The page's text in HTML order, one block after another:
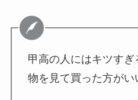
甲高の人にはキツす
物を見て買った方が